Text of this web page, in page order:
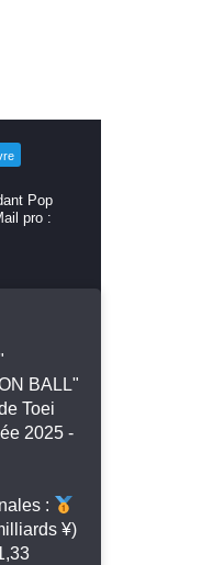
Pop
pro :
BALL"
Toei
2025 -
:
¥)